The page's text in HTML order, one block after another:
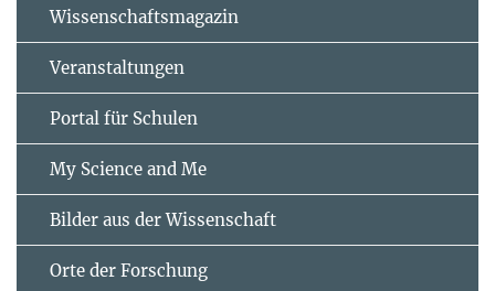
Wissenschaftsmagazin
Veranstaltungen
Portal für Schulen
My Science and Me
Bilder aus der Wissenschaft
Orte der Forschung